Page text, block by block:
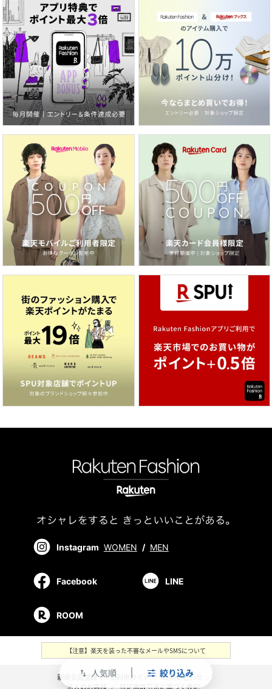
swap_vert 人気順 絞り込み
Instagram WOMEN / MEN
Facebook LINE
ROOM
【注意】楽天を装った不審なメールやSMSについて
新規会員登録 ／ ご利用ガイド ／ お問い合わせ
法人のお客様 ／ 特定商取引法に基づく表記